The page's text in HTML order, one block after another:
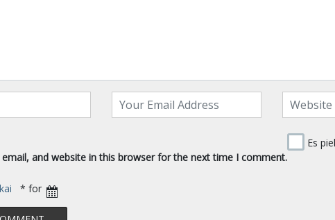
email, and website in this browser for the next time I comment.
Es
* for